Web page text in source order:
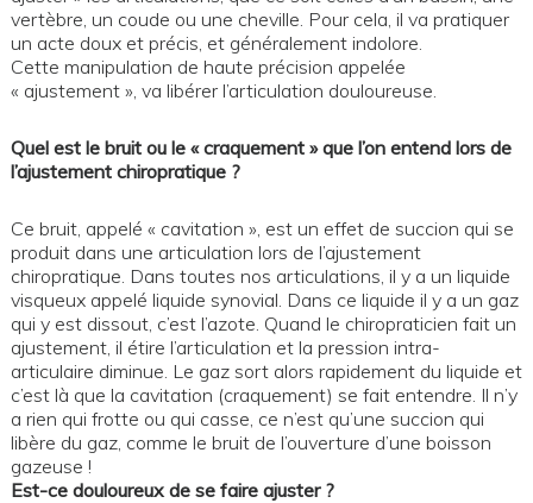
vertèbre, un coude ou une cheville. Pour cela, il va pratiquer
un acte doux et précis, et généralement indolore.
Cette manipulation de haute précision appelée
« ajustement », va libérer l’articulation douloureuse.
Quel est le bruit ou le « craquement » que l’on entend lors de
l’ajustement chiropratique ?
Ce bruit, appelé « cavitation », est un effet de succion qui se
produit dans une articulation lors de l’ajustement
chiropratique. Dans toutes nos articulations, il y a un liquide
visqueux appelé liquide synovial. Dans ce liquide il y a un gaz
qui y est dissout, c’est l’azote. Quand le chiropraticien fait un
ajustement, il étire l’articulation et la pression intra-
articulaire diminue. Le gaz sort alors rapidement du liquide et
c’est là que la cavitation (craquement) se fait entendre. Il n’y
a rien qui frotte ou qui casse, ce n’est qu’une succion qui
libère du gaz, comme le bruit de l’ouverture d’une boisson
gazeuse !
Est-ce douloureux de se faire ajuster ?